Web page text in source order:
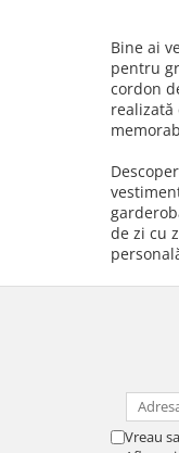
Bine ai
pentru
cordon
de zi cu
Vreau